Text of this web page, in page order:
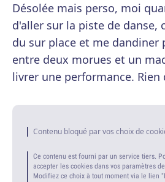
Désolée mais perso, moi
d'aller sur la piste de danse,
du sur place et me dandiner
entre deux morues et un
livrer une performance. Rien
Contenu bloqué par vos choix de
Ce contenu est fourni par un service tiers.
accepter les cookies dans vos paramètres
Modifiez ce choix à tout moment via le lien